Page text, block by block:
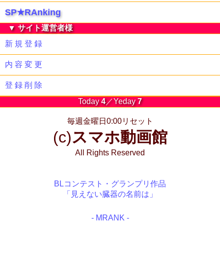
SP★RAnking
▼ サイト運営者様
新 規 登 録
内 容 変 更
登 録 削 除
Today4／Yeday7
毎週金曜日0:00リセット
(c)スマホ動画館
All Rights Reserved
BLコンテスト・グランプリ作品
「見えない臓器の名前は」
- MRANK -